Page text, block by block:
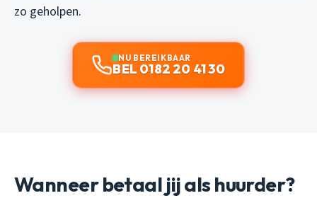
zo geholpen.
NU BEREIKBAAR
BEL 0182 20 41 30
Wanneer betaal jij als huurder?